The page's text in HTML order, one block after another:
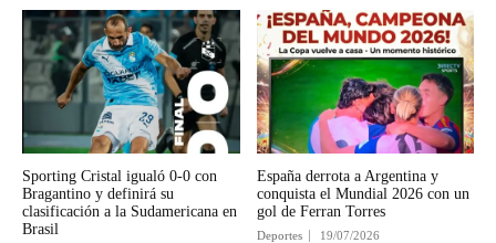
Sporting Cristal igualó 0-0 con
Bragantino y definirá su
clasificación a la Sudamericana en
Brasil
España derrota a Argentina y
conquista el Mundial 2026 con un
gol de Ferran Torres
Deportes 19/07/2026